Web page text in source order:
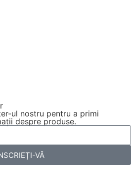
ul nostru pentru a primi
despre produse.
VĂ